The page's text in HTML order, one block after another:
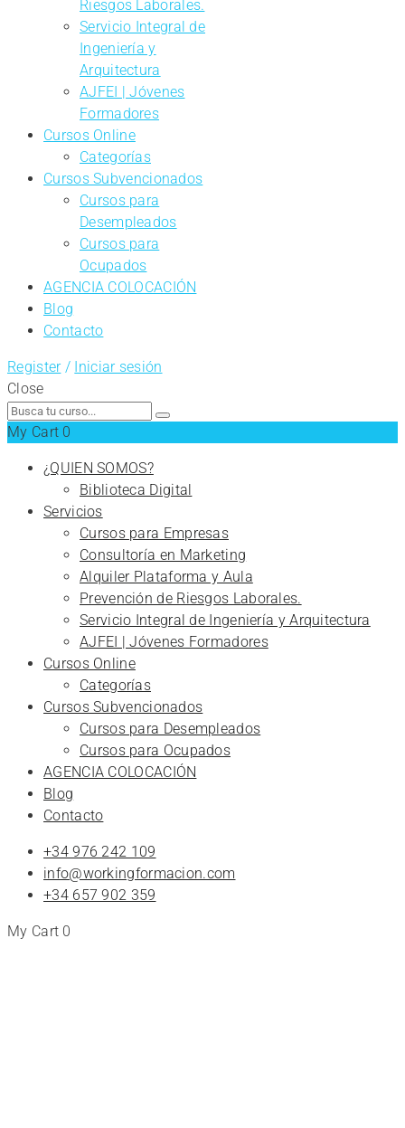
Riesgos Laborales.
Servicio Integral de
Ingeniería y
Arquitectura
AJFEI | Jóvenes
Formadores
Cursos Online
Categorías
Cursos Subvencionados
Cursos para
Desempleados
Cursos para
Ocupados
AGENCIA COLOCACIÓN
Blog
Contacto
Register/ Iniciar sesión
Close
Search
for:
My Cart 0
¿QUIEN SOMOS?
Biblioteca Digital
Servicios
Cursos para Empresas
Consultoría en Marketing
Alquiler Plataforma y Aula
Prevención de Riesgos Laborales.
Servicio Integral de Ingeniería y Arquitectura
AJFEI | Jóvenes Formadores
Cursos Online
Categorías
Cursos Subvencionados
Cursos para Desempleados
Cursos para Ocupados
AGENCIA COLOCACIÓN
Blog
Contacto
+34 976 242 109
info@workingformacion.com
+34 657 902 359
My Cart 0